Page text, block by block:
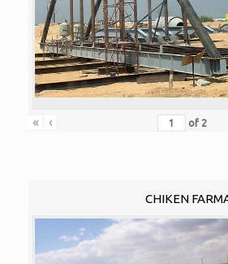
« ‹ of 2
CHIKEN